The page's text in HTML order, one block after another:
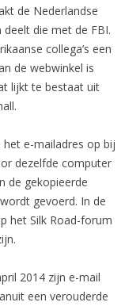
de Nederlandse
die met de FBI.
collega’s een
de webwinkel is
lijkt te bestaat uit
het e-mailadres op bij
dezelfde computer
de gekopieerde
gevoerd. In de
het Silk Road-forum
2014 zijn e-mail
een verouderde